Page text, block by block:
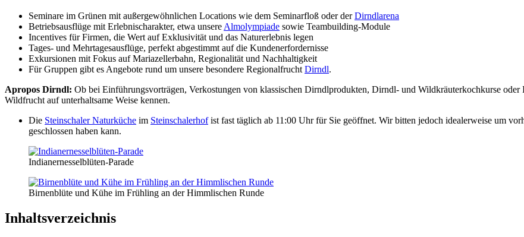
Seminare im Grünen mit außergewöhnlichen Locations wie dem Seminarfloß oder derDirndlarena
Betriebsausflüge mit Erlebnischarakter, etwa unsere Almolympiade sowie Teambuilding-Module
Incentives für Firmen, die Wert auf Exklusivität und das Naturerlebnis legen
Tages- und Mehrtagesausflüge, perfekt abgestimmt auf die Kundenerfordernisse
Exkursionen mit Fokus auf Mariazellerbahn, Regionalität und Nachhaltigkeit
Für Gruppen gibt es Angebote rund um unsere besondere Regionalfrucht Dirndl.
Apropos Dirndl: Ob bei Einführungsvorträgen, Verkostungen von klassischen Dirndlprodukten, Dirndl- und Wildkräuterkochkurse oder
Wildfrucht auf unterhaltsame Weise kennen.
Die Steinschaler Naturküche im Steinschalerhofist fast täglich ab 11:00 Uhr für Sie geöffnet. Wir bitten jedoch idealerweise um
geschlossen haben kann.
Indianernesselblüten-Parade
Birnenblüte und Kühe im Frühling an der Himmlischen Runde
Inhaltsverzeichnis